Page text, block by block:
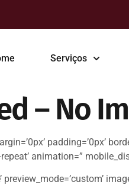
Serviços
– No
padding=’0px’
animation=”